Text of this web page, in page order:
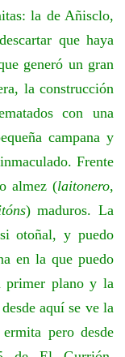
la de Añisclo,
que haya
generó un gran
la construcción
con una
campana y
Frente
almez (laitonero,
) maduros. La
otoñal, y puedo
en la que puedo
primer plano y la
aquí se ve la
pero desde